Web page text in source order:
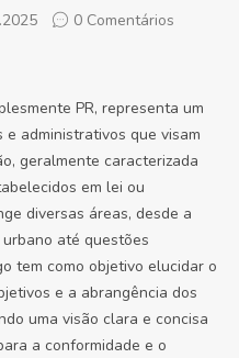
0 Comentários
PR, representa um
administrativos que visam
geralmente caracterizada
em lei ou
diversas áreas, desde a
até questões
tem como objetivo elucidar o
e a abrangência dos
uma visão clara e concisa
a conformidade e o